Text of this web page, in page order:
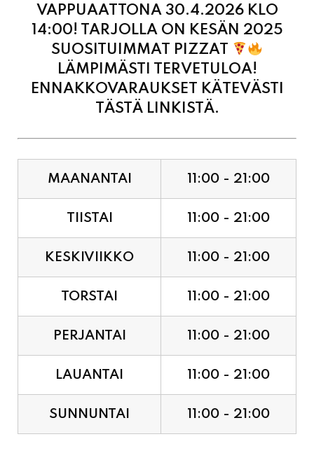
VAPPUAATTONA 30.4.2026 KLO
14:00! TARJOLLA ON KESÄN 2025
SUOSITUIMMAT PIZZAT
LÄMPIMÄSTI TERVETULOA!
ENNAKKOVARAUKSET KÄTEVÄSTI
TÄSTÄ LINKISTÄ.
MAANANTAI 11:00 - 21:00
TIISTAI 11:00 - 21:00
KESKIVIIKKO 11:00 - 21:00
TORSTAI 11:00 - 21:00
PERJANTAI 11:00 - 21:00
LAUANTAI 11:00 - 21:00
SUNNUNTAI 11:00 - 21:00